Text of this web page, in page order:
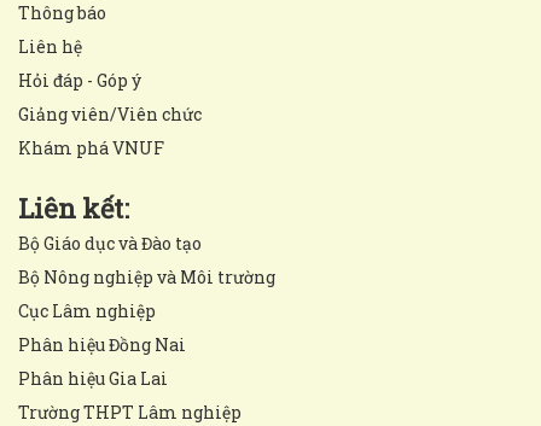
Thông báo
Liên hệ
Hỏi đáp - Góp ý
Giảng viên/Viên chức
Khám phá VNUF
Liên kết:
Bộ Giáo dục và Đào tạo
Bộ Nông nghiệp và Môi trường
Cục Lâm nghiệp
Phân hiệu Đồng Nai
Phân hiệu Gia Lai
Trường THPT Lâm nghiệp